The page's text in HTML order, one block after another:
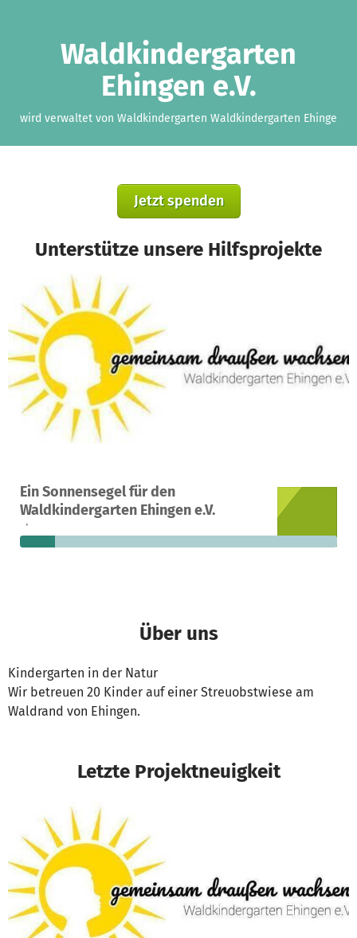
Waldkindergarten
Ehingen e.V.
wird verwaltet von Waldkindergarten Waldkindergarten Ehinge
Jetzt spenden
Unterstütze unsere Hilfsprojekte
Ein Sonnensegel für den
Waldkindergarten Ehingen e.V.
Ein Projekt in Ehingen (Donau), Deutschland
16 11 %
finanziert
4.402 €
Über uns
Kindergarten in der Natur
Wir betreuen 20 Kinder auf einer Streuobstwiese am
Waldrand von Ehingen.
Letzte Projektneuigkeit